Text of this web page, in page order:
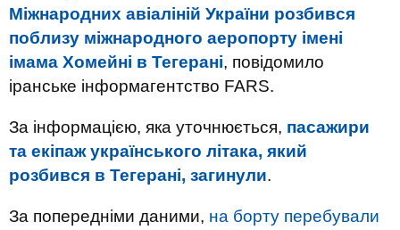
Міжнародних авіаліній України розбився
поблизу міжнародного аеропорту імені
імама Хомейні в Тегерані, повідомило
іранське інформагентство FARS.
За інформацією, яка уточнюється, пасажири
та екіпаж українського літака, який
розбився в Тегерані, загинули.
За попередніми даними, на борту перебували